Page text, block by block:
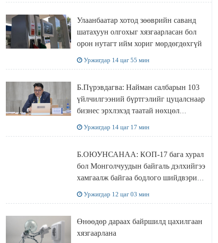
Улаанбаатар хотод зөөврийн саванд
шатахуун олгохыг хязгаарласан бол
орон нутагт ийм хориг мөрдөгдөхгүй
Уржигдар 14 цаг 55 мин
Б.Пүрэвдагва: Найман салбарын 103
үйлчилгээний бүртгэлийг цуцалснаар
бизнес эрхлэхэд таатай нөхцөл
Уржигдар 14 цаг 17 мин
Б.ОЮУНСАНАА: КОП-17 бага хурал
бол Монголчуудын байгаль дэлхийгээ
хамгаалж байгаа бодлого шийдвэрийг
Уржигдар 12 цаг 03 мин
Өнөөдөр дараах байршилд цахилгаан
хязгаарлана